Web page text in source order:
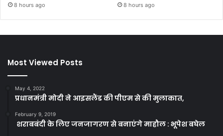
8 hours ago 8 hours ago
Most Viewed Posts
May 4, 2022
प्रधानमंत्री मोदी ने आइसलैंड की पीएम से की मुलाकात,
February 9, 2019
शराबबंदी के लिए जनजागरण से बनाएंगे माहौल : भूपेश बघेल